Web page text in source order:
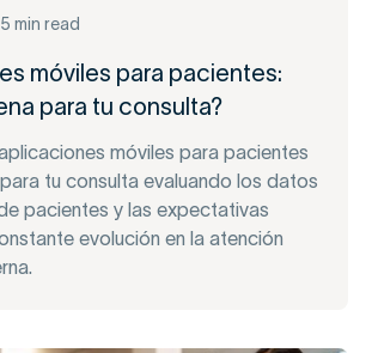
5 min read
móviles para pacientes:
para tu consulta?
móviles para pacientes
tu consulta evaluando los datos
pacientes y las expectativas
evolución en la atención